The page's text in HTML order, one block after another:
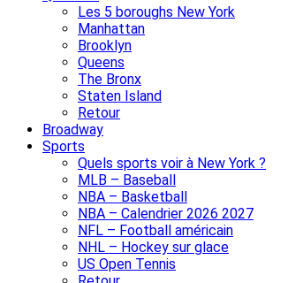
Les 5 boroughs New York
Manhattan
Brooklyn
Queens
The Bronx
Staten Island
Retour
Broadway
Sports
Quels sports voir à New York ?
MLB – Baseball
NBA – Basketball
NBA – Calendrier 2026 2027
NFL – Football américain
NHL – Hockey sur glace
US Open Tennis